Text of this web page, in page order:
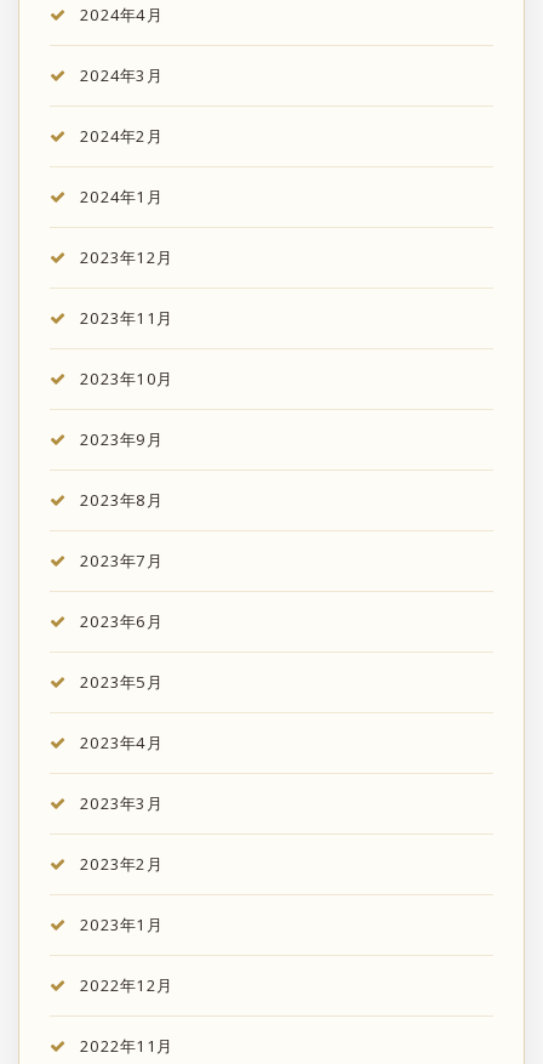
2024年4月
2024年3月
2024年2月
2024年1月
2023年12月
2023年11月
2023年10月
2023年9月
2023年8月
2023年7月
2023年6月
2023年5月
2023年4月
2023年3月
2023年2月
2023年1月
2022年12月
2022年11月